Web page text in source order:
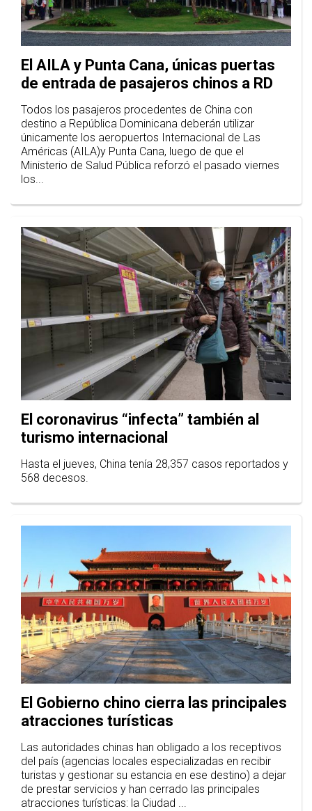
El AILA y Punta Cana, únicas puertas
de entrada de pasajeros chinos a RD
Todos los pasajeros procedentes de China con
destino a República Dominicana deberán utilizar
únicamente los aeropuertos Internacional de Las
Américas (AILA)y Punta Cana, luego de que el
Ministerio de Salud Pública reforzó el pasado viernes
los...
El coronavirus “infecta” también al
turismo internacional
Hasta el jueves, China tenía 28,357 casos reportados y
568 decesos.
El Gobierno chino cierra las principales
atracciones turísticas
Las autoridades chinas han obligado a los receptivos
del país (agencias locales especializadas en recibir
turistas y gestionar su estancia en ese destino) a dejar
de prestar servicios y han cerrado las principales
atracciones turísticas: la Ciudad ...